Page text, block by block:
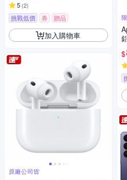
5 (2)
挑戰低價 券 贈品
加入購物車
原廠公司貨
$